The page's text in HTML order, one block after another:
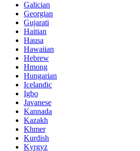
Galician
Georgian
Gujarati
Haitian
Hausa
Hawaiian
Hebrew
Hmong
Hungarian
Icelandic
Igbo
Javanese
Kannada
Kazakh
Khmer
Kurdish
Kyrgyz